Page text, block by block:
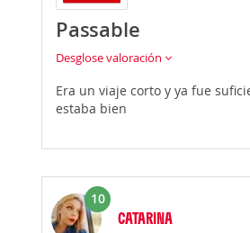
Passable
Desglose valoración
Era un viaje corto y ya fue
estaba bien
10
CATARINA